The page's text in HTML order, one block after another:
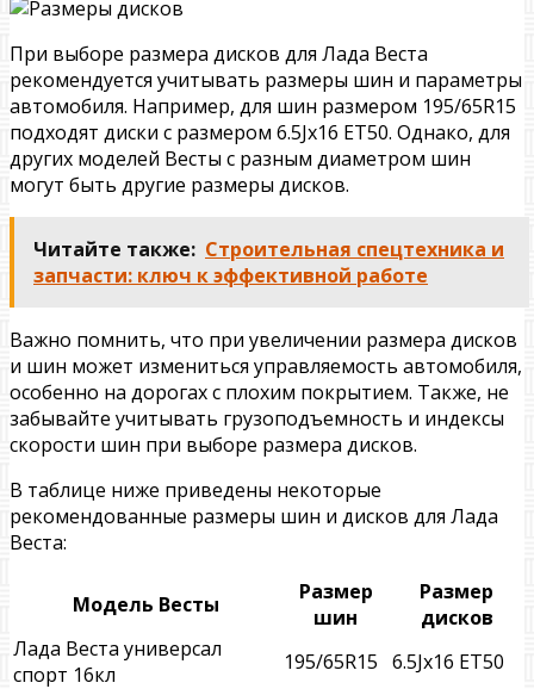
При выборе размера дисков для Лада Веста
рекомендуется учитывать размеры шин и параметры
автомобиля. Например, для шин размером 195/65R15
подходят диски с размером 6.5Jx16 ET50. Однако, для
других моделей Весты с разным диаметром шин
могут быть другие размеры дисков.
Читайте также: Строительная спецтехника и
запчасти: ключ к эффективной работе
Важно помнить, что при увеличении размера дисков
и шин может измениться управляемость автомобиля,
особенно на дорогах с плохим покрытием. Также, не
забывайте учитывать грузоподъемность и индексы
скорости шин при выборе размера дисков.
В таблице ниже приведены некоторые
рекомендованные размеры шин и дисков для Лада
Веста:
Модель Весты
Размер
шин
Размер
дисков
Лада Веста универсал
спорт 16кл
195/65R15 6.5Jx16 ET50